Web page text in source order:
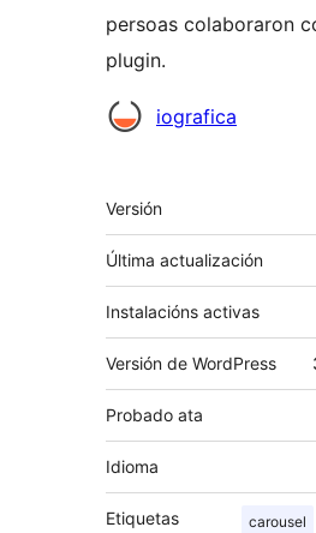
persoas colaboraron
plugin.
Colaboradores
iografica
Meta
Versión
Última actualización
Instalacións activas
Versión de WordPress
Probado ata
Idioma
Etiquetas carousel